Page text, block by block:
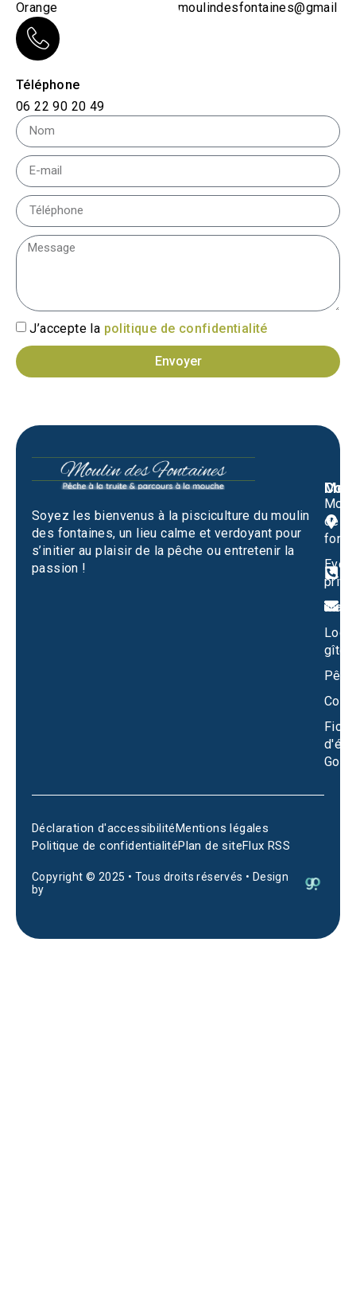
J’accepte la politique de confidentialité
Envoyer
Orange
Téléphone
06 22 90 20 49
Soyez les bienvenus à la pisciculture du moulin
des fontaines, un lieu calme et verdoyant pour
s’initier au plaisir de la pêche ou entretenir la
passion !
des
privé
gîtes
Fiche
Copyright © 2025 • Tous droits réservés • Design
by
Déclaration d'accessibilitéMentions légales
Politique de confidentialitéPlan de siteFlux RSS